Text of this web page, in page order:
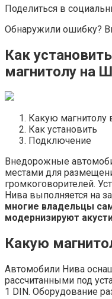
Поделиться в
Обнаружили ошибку?
Как
магнитолу на
Какую магнитолу
Как установить
Подключение
Внедорожные
местами для
громкоговорителей.
Нива выполняется на
многие владельцы
модернизируют
Какую
Автомобили Нива
рассчитанными под
1 DIN. Оборудование